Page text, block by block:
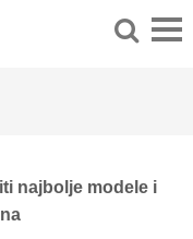
najbolje modele i